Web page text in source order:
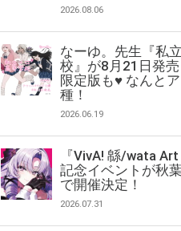
2026.08.06
なーゆ。先生『私
校』が8月21日発
限定版も♥ なんと
種！
2026.06.19
『VivA! 緜/wata
記念イベントが秋
で開催決定！
2026.07.31